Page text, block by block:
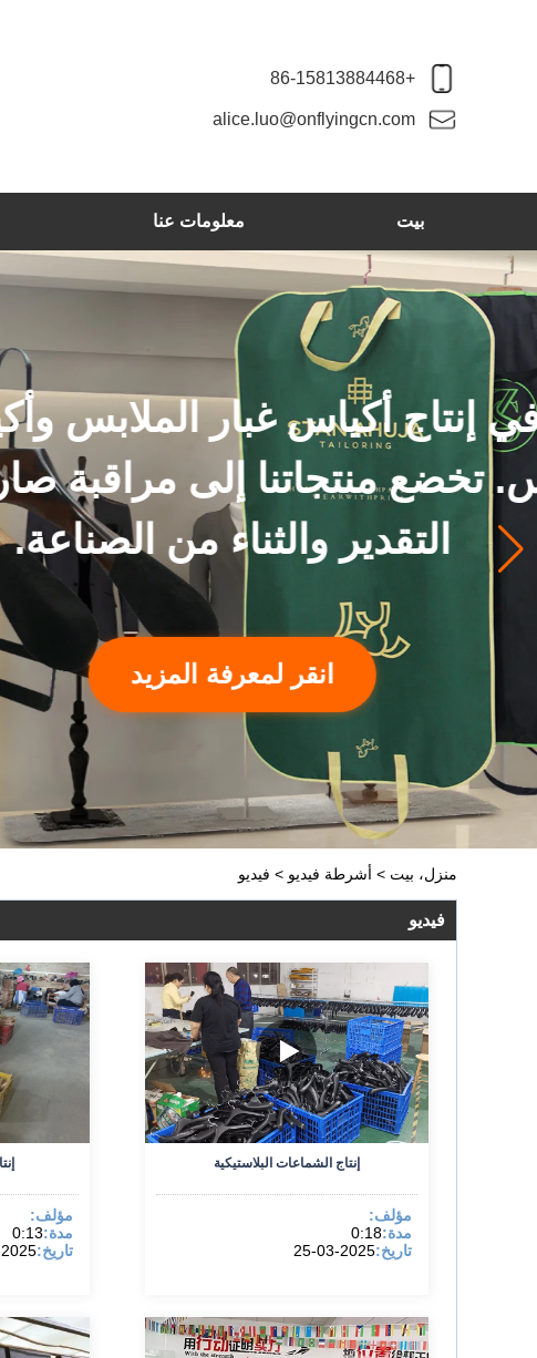
+86-15813884468
alice.luo@onflyingcn.com
بيت معلومات عنا
نحن ننتج الشماعات
جرا.
منزل، بيت > أشرطة فيديو > فيديو
فيديو
مؤلف:
مدة:0:13
تاريخ:2025-03-25
إنتاج الشماعات البلاستيكية
مؤلف:
مدة:0:18
تاريخ:2025-03-25